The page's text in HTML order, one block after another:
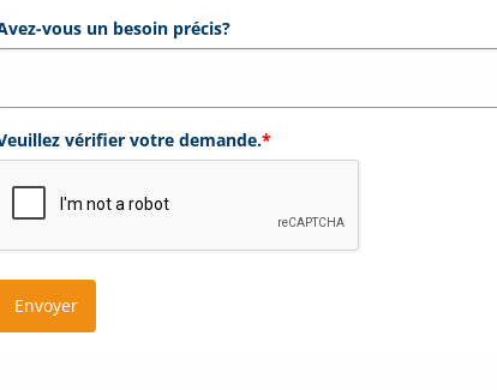
vous un besoin précis?
vérifier votre demande.*
Envoyer